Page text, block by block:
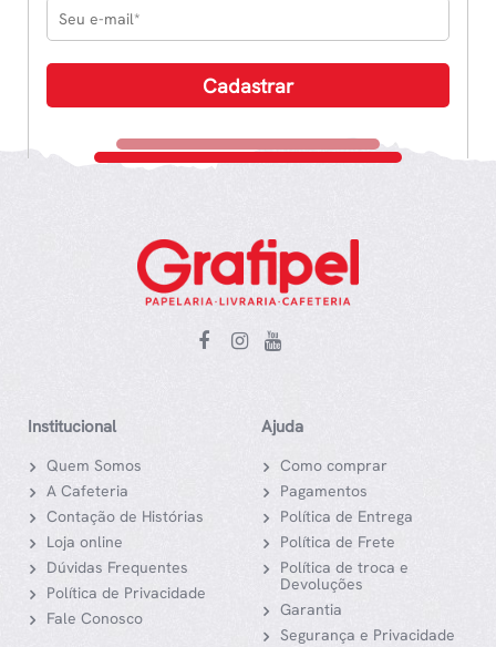
Institucional
Quem Somos
A Cafeteria
Contação de Histórias
Loja online
Dúvidas Frequentes
Política de Privacidade
Fale Conosco
Ajuda
Como comprar
Pagamentos
Política de Entrega
Política de Frete
Política de troca e
Devoluções
Garantia
Segurança e Privacidade